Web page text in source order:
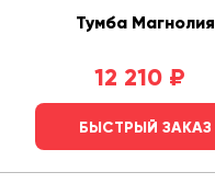
Тумба Магнолия
12 210 ₽
БЫСТРЫЙ ЗАКАЗ